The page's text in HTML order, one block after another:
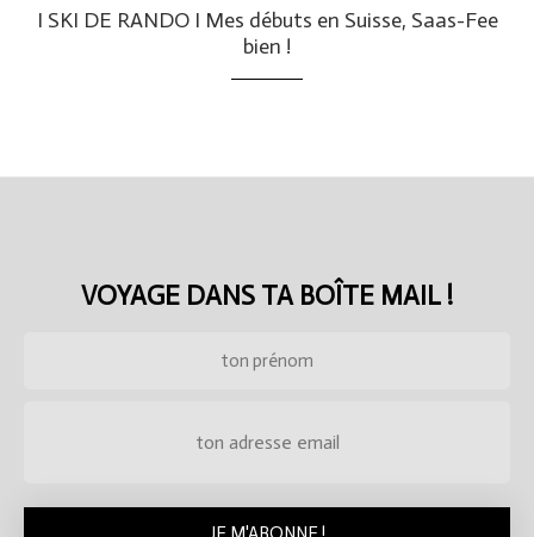
I SKI DE RANDO I Mes débuts en Suisse, Saas-Fee
bien !
VOYAGE DANS TA BOÎTE MAIL !